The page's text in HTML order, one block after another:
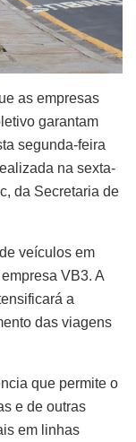
as empresas
garantam
segunda-feira
na sexta-
da Secretaria de
veículos em
VB3. A
a
das viagens
que permite o
e de outras
em linhas